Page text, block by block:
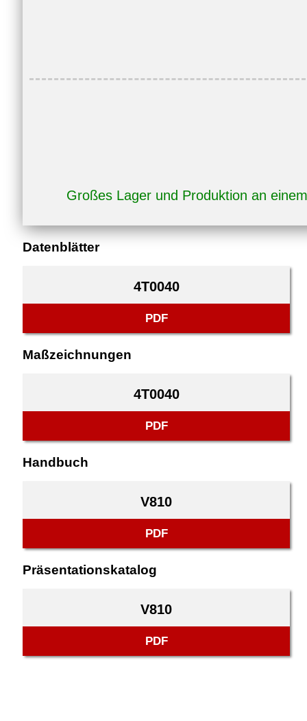
Großes Lager und Produktion an
Datenblätter
4T0040
PDF
Maßzeichnungen
4T0040
PDF
Handbuch
V810
PDF
Präsentationskatalog
V810
PDF